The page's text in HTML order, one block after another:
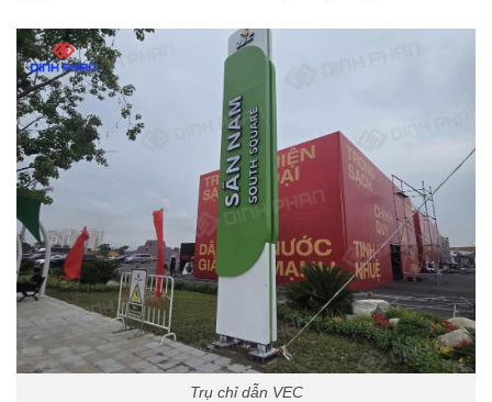
Trụ chỉ dẫn VEC